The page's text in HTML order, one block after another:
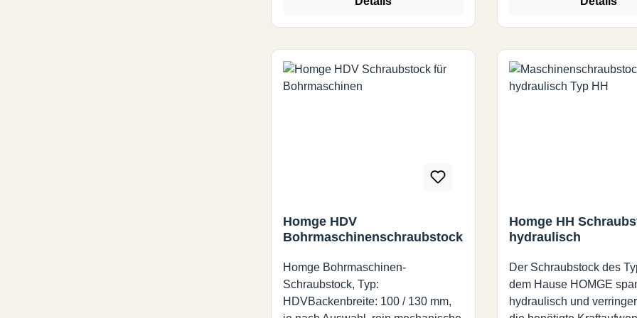
Homge HDV
Bohrmaschinenschraubstock
Homge Bohrmaschinen-
Schraubstock, Typ:
HDVBackenbreite: 100 / 130 mm,
Homge HH
hydraulisch
Der Schraubstock des
dem Hause HOMGE
hydraulisch und